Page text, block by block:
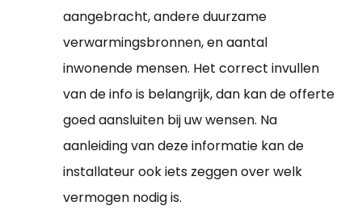
aangebracht, andere duurzame
verwarmingsbronnen, en aantal
inwonende mensen. Het correct invullen
van de info is belangrijk, dan kan de offerte
goed aansluiten bij uw wensen. Na
aanleiding van deze informatie kan de
installateur ook iets zeggen over welk
vermogen nodig is.